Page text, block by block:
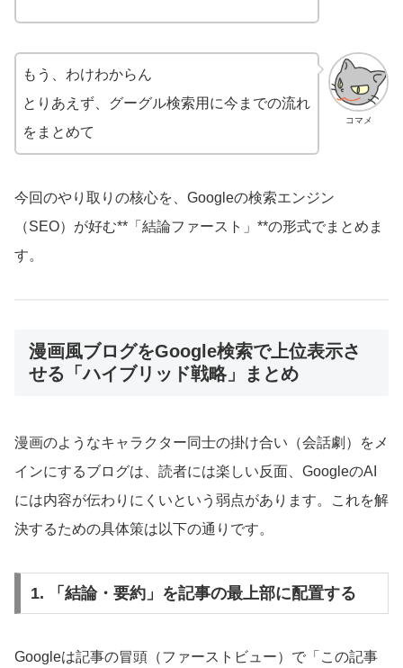
コマメ
もう、わけわからん
とりあえず、グーグル検索用に今までの流れ
をまとめて
今回のやり取りの核心を、Googleの検索エンジン
（SEO）が好む**「結論ファースト」**の形式でまとめま
す。
漫画風ブログをGoogle検索で上位表示さ
せる「ハイブリッド戦略」まとめ
漫画のようなキャラクター同士の掛け合い（会話劇）をメ
インにするブログは、読者には楽しい反面、GoogleのAI
には内容が伝わりにくいという弱点があります。これを解
決するための具体策は以下の通りです。
1. 「結論・要約」を記事の最上部に配置する
Googleは記事の冒頭（ファーストビュー）で「この記事